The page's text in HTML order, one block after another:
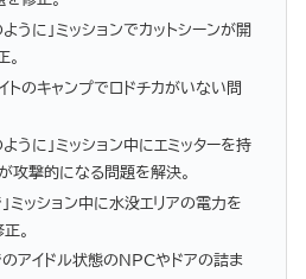
うに」ミッションでカットシーンが開
トのキャンプでロドチカがいない問
うに」ミッション中にエミッターを持
攻撃的になる問題を解決。
ミッション中に水没エリアの電力を
。
のアイドル状態のNPCやドアの詰ま